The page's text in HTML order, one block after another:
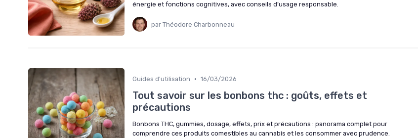
énergie et fonctions cognitives, avec conseils d’usage responsable.
par Théodore Charbonneau
Guides d'utilisation • 16/03/2026
Tout savoir sur les bonbons thc : goûts, effets et
précautions
Bonbons THC, gummies, dosage, effets, prix et précautions : panorama complet pour
comprendre ces produits comestibles au cannabis et les consommer avec prudence.